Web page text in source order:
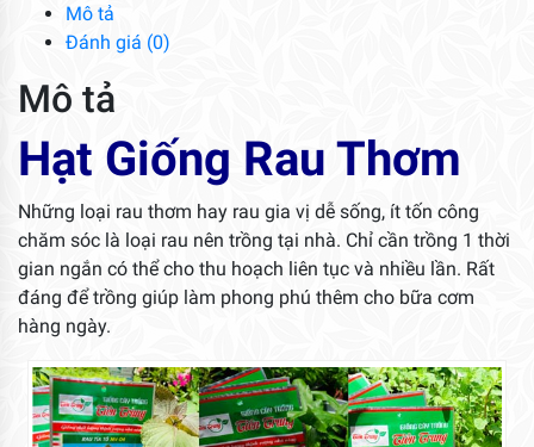
Mô tả
Đánh giá (0)
Mô tả
Hạt Giống Rau Thơm
Những loại rau thơm hay rau gia vị dễ sống, ít tốn công
chăm sóc là loại rau nên trồng tại nhà. Chỉ cần trồng 1 thời
gian ngắn có thể cho thu hoạch liên tục và nhiều lần. Rất
đáng để trồng giúp làm phong phú thêm cho bữa cơm
hàng ngày.